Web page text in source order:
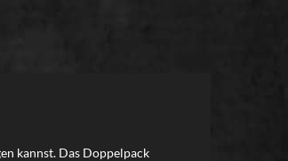
kannst. Das Doppelpack